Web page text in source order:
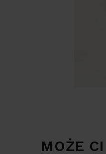
MOŻE